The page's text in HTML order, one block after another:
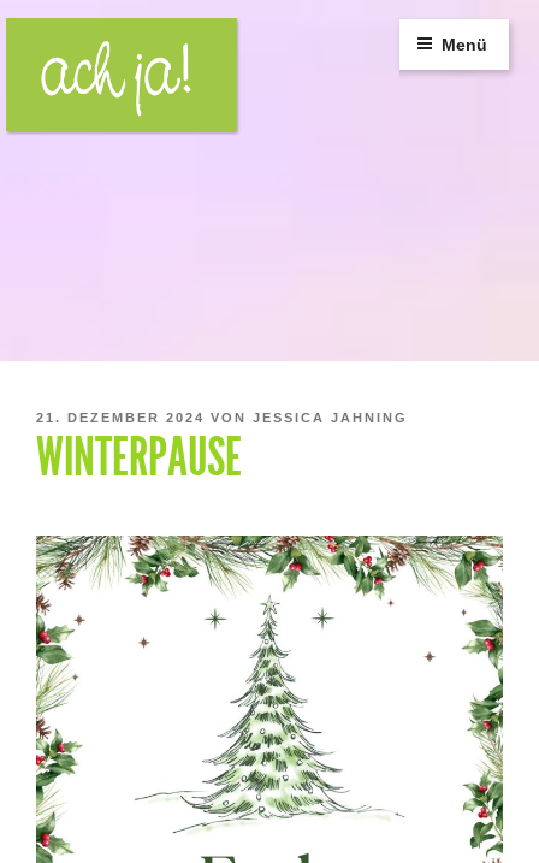
springen
Menü
VERÖFFENTLICHT
AM
21. DEZEMBER 2024 VON JESSICA JAHNING
WINTERPAUSE